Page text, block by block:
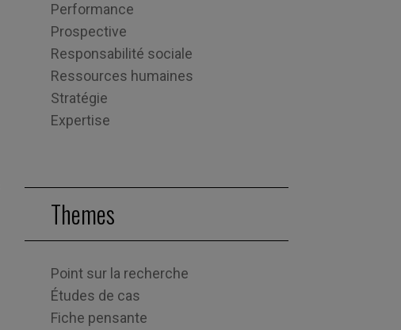
Performance
Prospective
Responsabilité sociale
Ressources humaines
Stratégie
Expertise
Themes
Point sur la recherche
Études de cas
Fiche pensante